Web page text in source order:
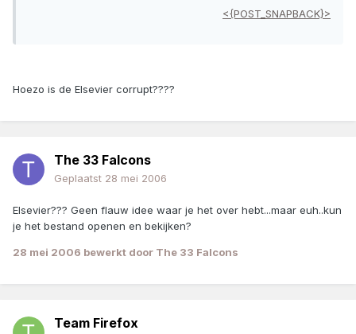
<{POST_SNAPBACK}>
Hoezo is de Elsevier corrupt????
The 33 Falcons
Geplaatst 28 mei 2006
Elsevier??? Geen flauw idee waar je het over hebt...maar euh..kun
je het bestand openen en bekijken?
28 mei 2006 bewerkt door The 33 Falcons
Team Firefox